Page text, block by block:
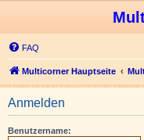
FAQ
Multicorner Hauptseite
Anmelden
Benutzername: